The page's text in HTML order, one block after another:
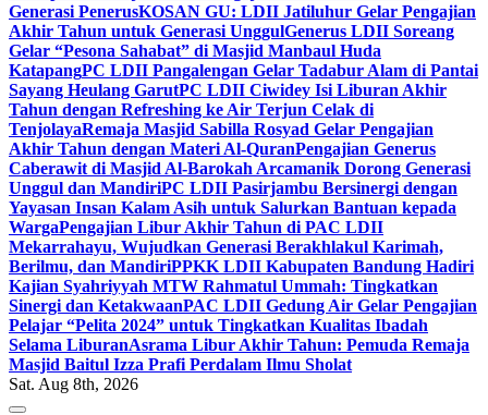
Generasi PenerusKOSAN GU: LDII Jatiluhur Gelar Pengajian
Akhir Tahun untuk Generasi UnggulGenerus LDII Soreang
Gelar “Pesona Sahabat” di Masjid Manbaul Huda
KatapangPC LDII Pangalengan Gelar Tadabur Alam di Pantai
Sayang Heulang GarutPC LDII Ciwidey Isi Liburan Akhir
Tahun dengan Refreshing ke Air Terjun Celak di
TenjolayaRemaja Masjid Sabilla Rosyad Gelar Pengajian
Akhir Tahun dengan Materi Al-QuranPengajian Generus
Caberawit di Masjid Al-Barokah Arcamanik Dorong Generasi
Unggul dan MandiriPC LDII Pasirjambu Bersinergi dengan
Yayasan Insan Kalam Asih untuk Salurkan Bantuan kepada
WargaPengajian Libur Akhir Tahun di PAC LDII
Mekarrahayu, Wujudkan Generasi Berakhlakul Karimah,
Berilmu, dan MandiriPPKK LDII Kabupaten Bandung Hadiri
Kajian Syahriyyah MTW Rahmatul Ummah: Tingkatkan
Sinergi dan KetakwaanPAC LDII Gedung Air Gelar Pengajian
Pelajar “Pelita 2024” untuk Tingkatkan Kualitas Ibadah
Selama LiburanAsrama Libur Akhir Tahun: Pemuda Remaja
Masjid Baitul Izza Prafi Perdalam Ilmu Sholat
Sat. Aug 8th, 2026